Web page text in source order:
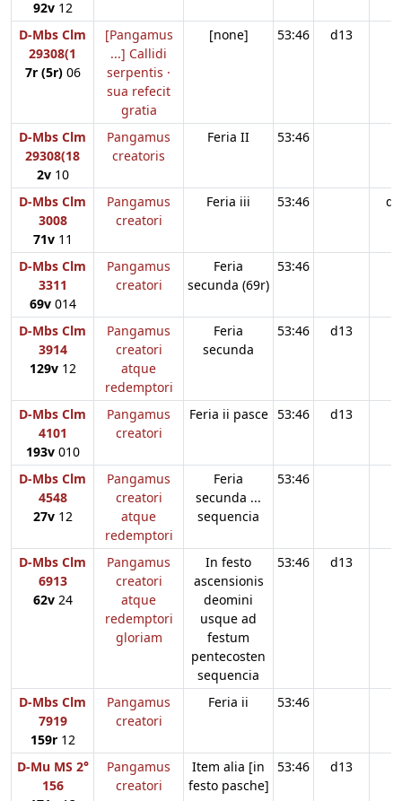
92v12
D-Mbs Clm
29308(1
7r (5r)06
[Pangamus
...] Callidi
serpentis ·
sua refecit
gratia
[none] 53:46 d13
D-Mbs Clm
29308(18
2v10
Pangamus
creatoris
Feria II 53:46
D-Mbs Clm
3008
71v11
Pangamus
creatori
Feria iii 53:46
D-Mbs Clm
3311
69v014
Pangamus
creatori
Feria
secunda (69r)
53:46
D-Mbs Clm
3914
129v12
Pangamus
creatori
atque
redemptori
Feria
secunda
53:46 d13
D-Mbs Clm
4101
193v010
Pangamus
creatori
Feria ii pasce 53:46 d13
D-Mbs Clm
4548
27v12
Pangamus
creatori
atque
redemptori
Feria
secunda ...
sequencia
53:46
D-Mbs Clm
6913
62v24
Pangamus
creatori
atque
redemptori
gloriam
In festo
ascensionis
deomini
usque ad
festum
pentecosten
sequencia
53:46 d13
D-Mbs Clm
7919
159r12
Pangamus
creatori
Feria ii 53:46
D-Mu MS 2°
156
Pangamus
creatori
Item alia [in
festo pasche]
53:46 d13